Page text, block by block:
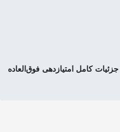
جزئیات کامل امتیازدهی فوق‌العاده